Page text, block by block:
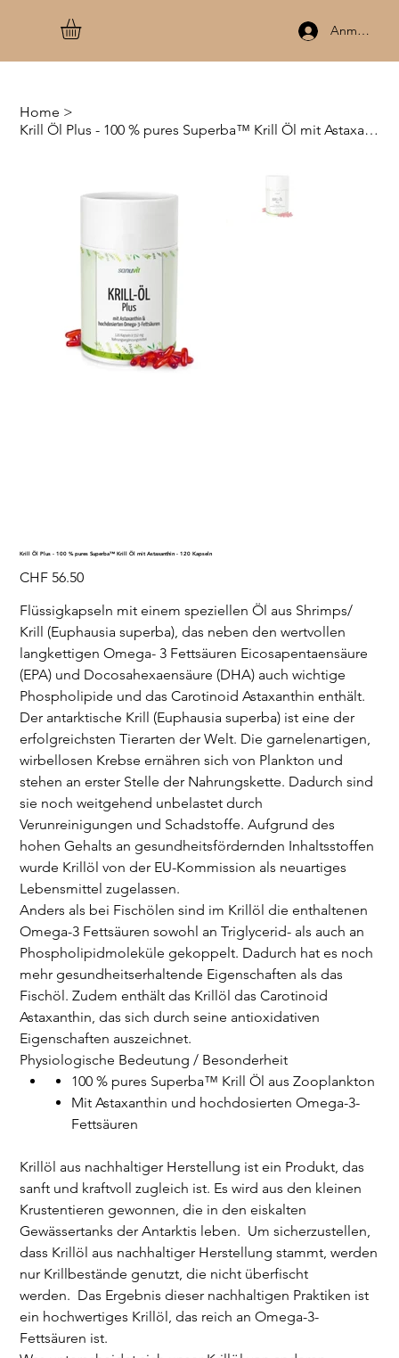
Anmelden
Home >
Krill Öl Plus - 100 % pures Superba™ Krill Öl mit Astaxanthin - 120 Kapseln
Krill Öl Plus - 100 % pures Superba™ Krill Öl mit Astaxanthin - 120 Kapseln
Preis
CHF 56.50
Flüssigkapseln mit einem speziellen Öl aus Shrimps/
Krill (Euphausia superba), das neben den wertvollen
langkettigen Omega- 3 Fettsäuren Eicosapentaensäure
(EPA) und Docosahexaensäure (DHA) auch wichtige
Phospholipide und das Carotinoid Astaxanthin enthält.
Der antarktische Krill (Euphausia superba) ist eine der
erfolgreichsten Tierarten der Welt. Die garnelenartigen,
wirbellosen Krebse ernähren sich von Plankton und
stehen an erster Stelle der Nahrungskette. Dadurch sind
sie noch weitgehend unbelastet durch
Verunreinigungen und Schadstoffe. Aufgrund des
hohen Gehalts an gesundheitsfördernden Inhaltsstoffen
wurde Krillöl von der EU-Kommission als neuartiges
Lebensmittel zugelassen.
Anders als bei Fischölen sind im Krillöl die enthaltenen
Omega-3 Fettsäuren sowohl an Triglycerid- als auch an
Phospholipidmoleküle gekoppelt. Dadurch hat es noch
mehr gesundheitserhaltende Eigenschaften als das
Fischöl. Zudem enthält das Krillöl das Carotinoid
Astaxanthin, das sich durch seine antioxidativen
Eigenschaften auszeichnet.
Physiologische Bedeutung / Besonderheit
100 % pures Superba™ Krill Öl aus Zooplankton
Mit Astaxanthin und hochdosierten Omega-3-
Fettsäuren
Krillöl aus nachhaltiger Herstellung ist ein Produkt, das
sanft und kraftvoll zugleich ist. Es wird aus den kleinen
Krustentieren gewonnen, die in den eiskalten
Gewässertanks der Antarktis leben. Um sicherzustellen,
dass Krillöl aus nachhaltiger Herstellung stammt, werden
nur Krillbestände genutzt, die nicht überfischt
werden. Das Ergebnis dieser nachhaltigen Praktiken ist
ein hochwertiges Krillöl, das reich an Omega-3-
Fettsäuren ist.